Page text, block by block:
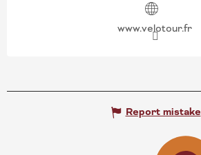
www.velotour.fr
Report mistake